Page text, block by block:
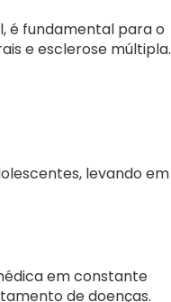
é fundamental para o
e esclerose múltipla.
levando em
em constante
de doenças.